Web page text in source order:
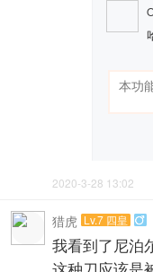
2020-3-28 13:02
猎虎 Lv.7 四皇 
我看到了尼泊